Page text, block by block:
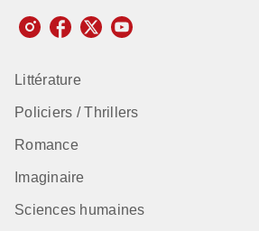
Littérature
Policiers / Thrillers
Romance
Imaginaire
Sciences humaines